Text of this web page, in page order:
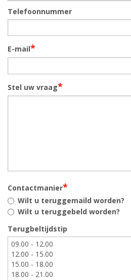
Telefoonnummer
E-mail*
Stel uw vraag*
Contactmanier*
Wilt u teruggemaild worden?
Wilt u teruggebeld worden?
Terugbeltijdstip